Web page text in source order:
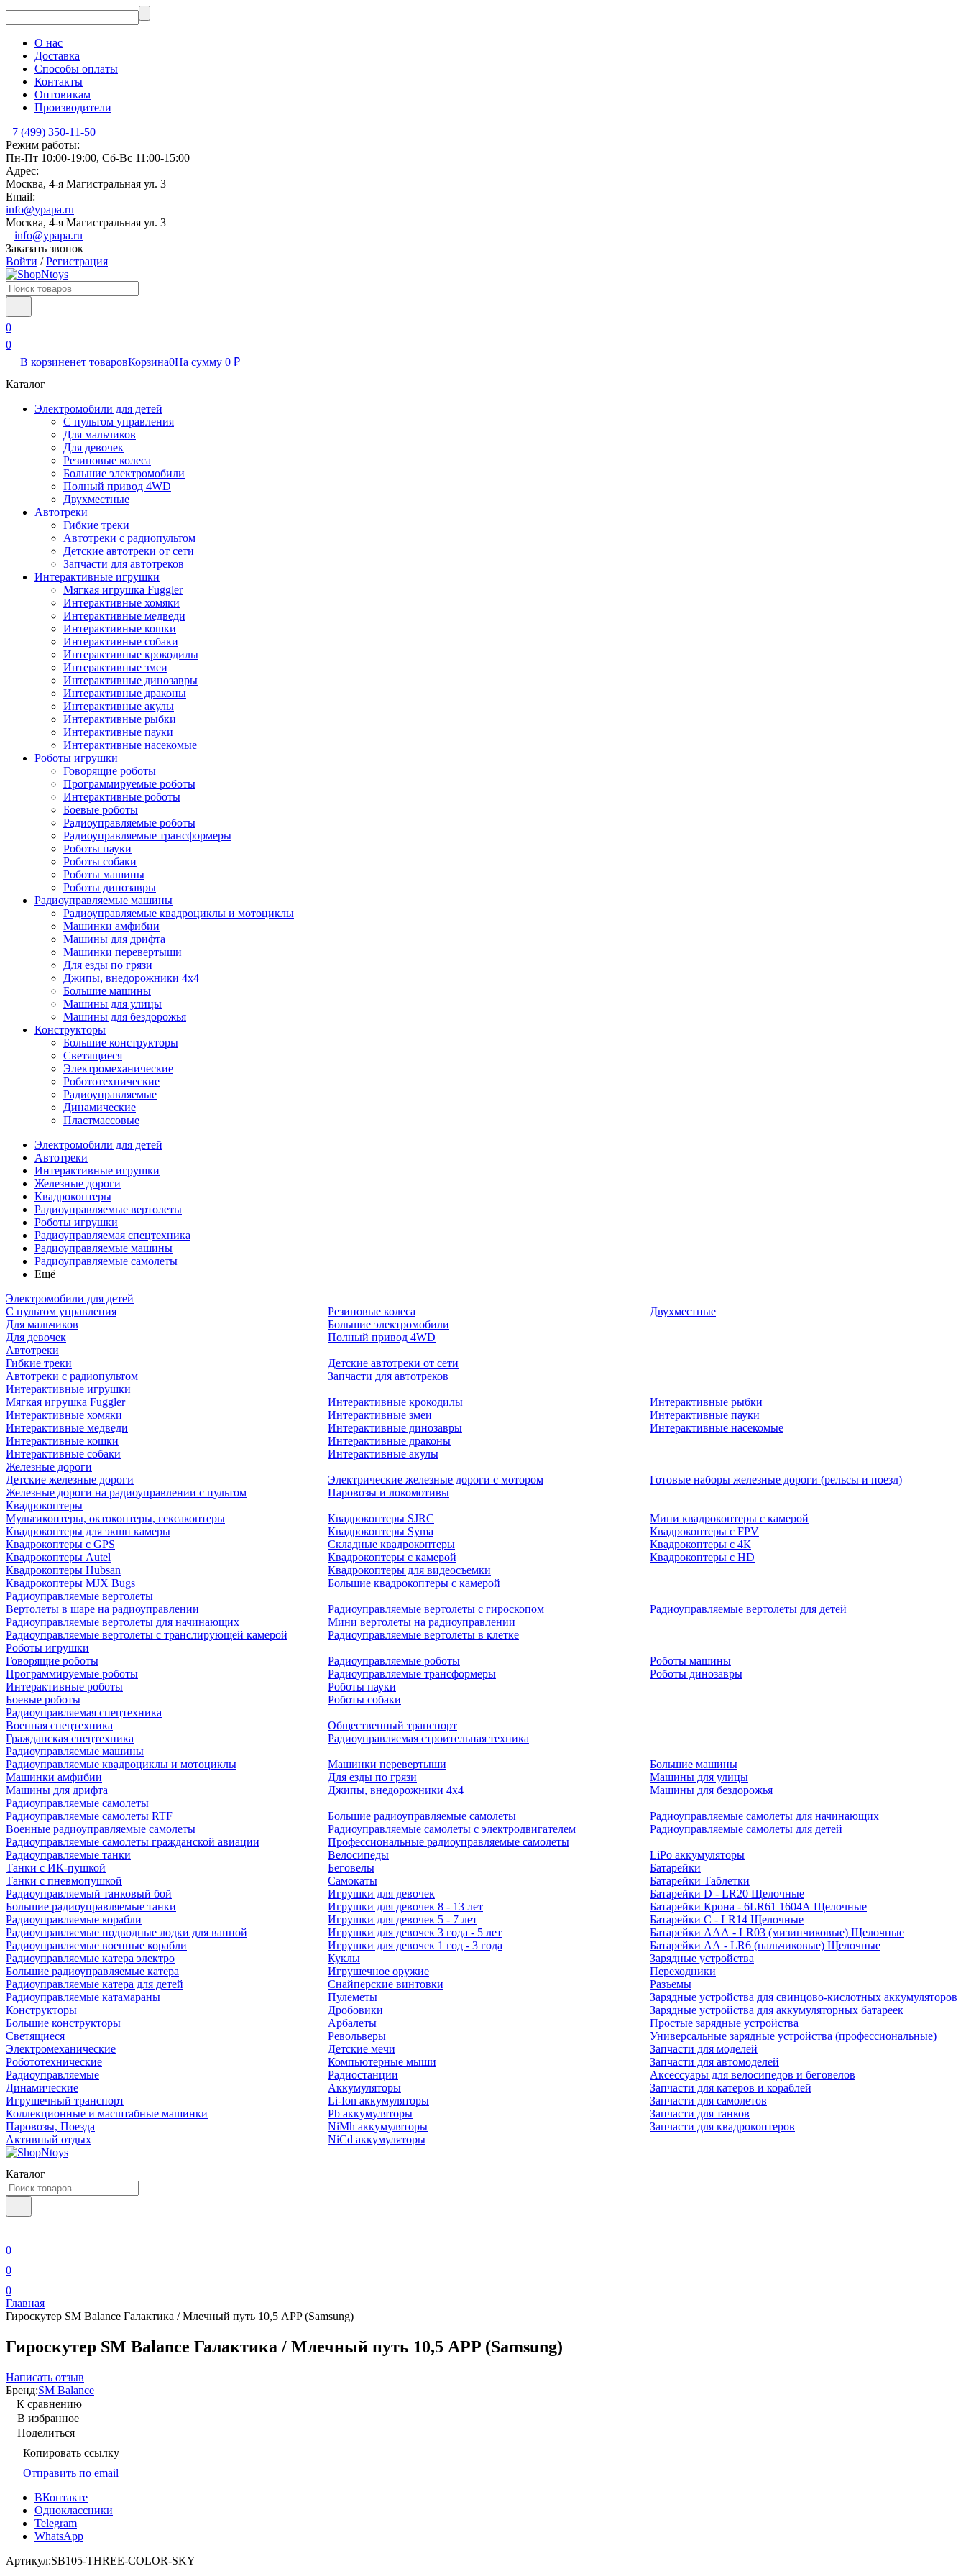
О нас
Доставка
Способы оплаты
Контакты
Оптовикам
Производители
+7 (499) 350-11-50
Режим работы:
Пн-Пт 10:00-19:00, Сб-Вс 11:00-15:00
Адрес:
Москва, 4-я Магистральная ул. 3
Email:
info@ypapa.ru
Москва, 4-я Магистральная ул. 3
info@ypapa.ru
Заказать звонок
Войти /Регистрация
0
0
В корзиненет товаровКорзина0На сумму 0 ₽
Каталог
Электромобили для детей
С пультом управления
Для мальчиков
Для девочек
Резиновые колеса
Большие электромобили
Полный привод 4WD
Двухместные
Автотреки
Гибкие треки
Автотреки с радиопультом
Детские автотреки от сети
Запчасти для автотреков
Интерактивные игрушки
Мягкая игрушка Fuggler
Интерактивные хомяки
Интерактивные медведи
Интерактивные кошки
Интерактивные собаки
Интерактивные крокодилы
Интерактивные змеи
Интерактивные динозавры
Интерактивные драконы
Интерактивные акулы
Интерактивные рыбки
Интерактивные пауки
Интерактивные насекомые
Роботы игрушки
Говорящие роботы
Программируемые роботы
Интерактивные роботы
Боевые роботы
Радиоуправляемые роботы
Радиоуправляемые трансформеры
Роботы пауки
Роботы собаки
Роботы машины
Роботы динозавры
Радиоуправляемые машины
Радиоуправляемые квадроциклы и мотоциклы
Машинки амфибии
Машины для дрифта
Машинки перевертыши
Для езды по грязи
Джипы, внедорожники 4x4
Большие машины
Машины для улицы
Машины для бездорожья
Конструкторы
Большие конструкторы
Светящиеся
Электромеханические
Робототехнические
Радиоуправляемые
Динамические
Пластмассовые
Электромобили для детей
Автотреки
Интерактивные игрушки
Железные дороги
Квадрокоптеры
Радиоуправляемые вертолеты
Роботы игрушки
Радиоуправляемая спецтехника
Радиоуправляемые машины
Радиоуправляемые самолеты
Ещё
Электромобили для детей
С пультом управления
Для мальчиков
Для девочек
Резиновые колеса
Большие электромобили
Полный привод 4WD
Двухместные
Автотреки
Гибкие треки
Автотреки с радиопультом
Детские автотреки от сети
Запчасти для автотреков
Интерактивные игрушки
Мягкая игрушка Fuggler
Интерактивные хомяки
Интерактивные медведи
Интерактивные кошки
Интерактивные собаки
Интерактивные крокодилы
Интерактивные змеи
Интерактивные динозавры
Интерактивные драконы
Интерактивные акулы
Интерактивные рыбки
Интерактивные пауки
Интерактивные насекомые
Железные дороги
Детские железные дороги
Железные дороги на радиоуправлении с пультом
Электрические железные дороги с мотором
Паровозы и локомотивы
Готовые наборы железные дороги (рельсы и поезд)
Квадрокоптеры
Мультикоптеры, октокоптеры, гексакоптеры
Квадрокоптеры для экшн камеры
Квадрокоптеры с GPS
Квадрокоптеры Autel
Квадрокоптеры Hubsan
Квадрокоптеры MJX Bugs
Квадрокоптеры SJRC
Квадрокоптеры Syma
Складные квадрокоптеры
Квадрокоптеры с камерой
Квадрокоптеры для видеосъемки
Большие квадрокоптеры с камерой
Мини квадрокоптеры с камерой
Квадрокоптеры с FPV
Квадрокоптеры с 4К
Квадрокоптеры с HD
Радиоуправляемые вертолеты
Вертолеты в шаре на радиоуправлении
Радиоуправляемые вертолеты для начинающих
Радиоуправляемые вертолеты с транслирующей камерой
Радиоуправляемые вертолеты с гироскопом
Мини вертолеты на радиоуправлении
Радиоуправляемые вертолеты в клетке
Радиоуправляемые вертолеты для детей
Роботы игрушки
Говорящие роботы
Программируемые роботы
Интерактивные роботы
Боевые роботы
Радиоуправляемые роботы
Радиоуправляемые трансформеры
Роботы пауки
Роботы собаки
Роботы машины
Роботы динозавры
Радиоуправляемая спецтехника
Военная спецтехника
Гражданская спецтехника
Общественный транспорт
Радиоуправляемая строительная техника
Радиоуправляемые машины
Радиоуправляемые квадроциклы и мотоциклы
Машинки амфибии
Машины для дрифта
Машинки перевертыши
Для езды по грязи
Джипы, внедорожники 4x4
Большие машины
Машины для улицы
Машины для бездорожья
Радиоуправляемые самолеты
Радиоуправляемые самолеты RTF
Военные радиоуправляемые самолеты
Радиоуправляемые самолеты гражданской авиации
Большие радиоуправляемые самолеты
Радиоуправляемые самолеты с электродвигателем
Профессиональные радиоуправляемые самолеты
Радиоуправляемые самолеты для начинающих
Радиоуправляемые самолеты для детей
Радиоуправляемые танки
Танки с ИК-пушкой
Танки с пневмопушкой
Радиоуправляемый танковый бой
Большие радиоуправляемые танки
Радиоуправляемые корабли
Радиоуправляемые подводные лодки для ванной
Радиоуправляемые военные корабли
Радиоуправляемые катера электро
Большие радиоуправляемые катера
Радиоуправляемые катера для детей
Радиоуправляемые катамараны
Конструкторы
Большие конструкторы
Светящиеся
Электромеханические
Робототехнические
Радиоуправляемые
Динамические
Игрушечный транспорт
Коллекционные и масштабные машинки
Паровозы, Поезда
Активный отдых
Велосипеды
Беговелы
Самокаты
Игрушки для девочек
Игрушки для девочек 8 - 13 лет
Игрушки для девочек 5 - 7 лет
Игрушки для девочек 3 года - 5 лет
Игрушки для девочек 1 год - 3 года
Куклы
Игрушечное оружие
Снайперские винтовки
Пулеметы
Дробовики
Арбалеты
Револьверы
Детские мечи
Компьютерные мыши
Радиостанции
Аккумуляторы
Li-Ion аккумуляторы
Pb аккумуляторы
NiMh аккумуляторы
NiCd аккумуляторы
LiPo аккумуляторы
Батарейки
Батарейки Таблетки
Батарейки D - LR20 Щелочные
Батарейки Крона - 6LR61 1604A Щелочные
Батарейки C - LR14 Щелочные
Батарейки AAA - LR03 (мизинчиковые) Щелочные
Батарейки AA - LR6 (пальчиковые) Щелочные
Зарядные устройства
Переходники
Разъемы
Зарядные устройства для свинцово-кислотных аккумуляторов
Зарядные устройства для аккумуляторных батареек
Простые зарядные устройства
Универсальные зарядные устройства (профессиональные)
Запчасти для моделей
Запчасти для автомоделей
Аксессуары для велосипедов и беговелов
Запчасти для катеров и кораблей
Запчасти для самолетов
Запчасти для танков
Запчасти для квадрокоптеров
Каталог
0
0
0
Главная
Гироскутер SM Balance Галактика / Млечный путь 10,5 APP (Samsung)
Гироскутер SM Balance Галактика / Млечный путь 10,5 APP (Samsung)
Написать отзыв
Бренд:SM Balance
К сравнению
В избранное
Поделиться
Копировать ссылку
Отправить по email
ВКонтакте
Одноклассники
Telegram
WhatsApp
Артикул:SB105-THREE-COLOR-SKY